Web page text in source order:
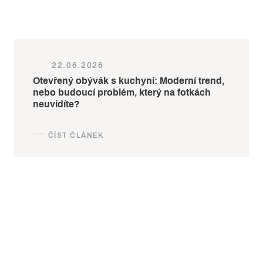
22.06.2026
Otevřený obývák s kuchyní: Moderní trend,
nebo budoucí problém, který na fotkách
neuvidíte?